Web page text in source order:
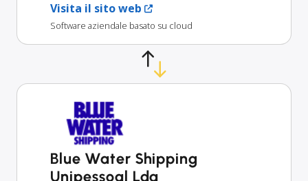
Visita il sito web
Software aziendale basato su cloud
Blue Water Shipping
Unipessoal Lda